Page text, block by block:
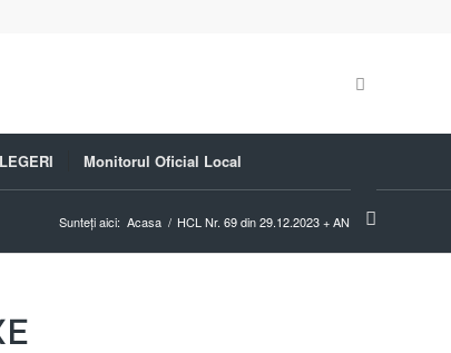
Monitorul Oficial Local
Sunteți aici: Acasa / HCL Nr. 69 din 29.12.2023 + ANEXE